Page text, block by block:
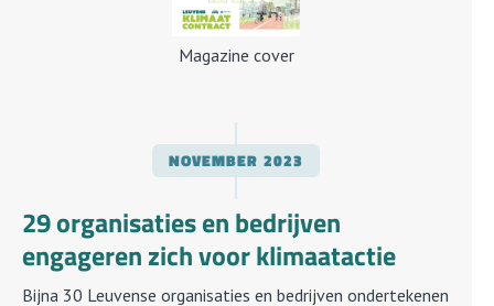
Magazine cover
NOVEMBER 2023
29 organisaties en bedrijven
engageren zich voor klimaatactie
Bijna 30 Leuvense organisaties en bedrijven ondertekenen